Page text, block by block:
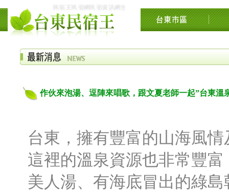
民宿王民宿網民宿資訊網台東花東花蓮綠島民宿住宿旅遊景點交
作伙來泡湯、逗陣來唱歌，跟文夏老師一起”台東溫
台東，擁有豐富的山海風
這裡的溫泉資源也非常豐
美人湯、有海底冒出的綠